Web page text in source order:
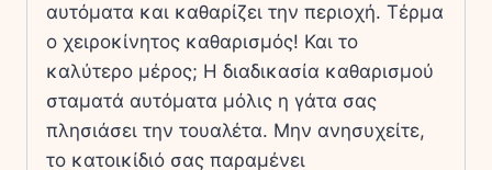
αυτόματα και καθαρίζει την περιοχή. Τέρμα
ο χειροκίνητος καθαρισμός! Και το
καλύτερο μέρος; Η διαδικασία καθαρισμού
σταματά αυτόματα μόλις η γάτα σας
πλησιάσει την τουαλέτα. Μην ανησυχείτε,
το κατοικίδιό σας παραμένει